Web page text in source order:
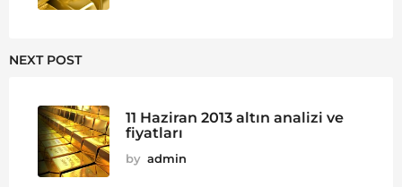
NEXT POST
11 Haziran 2013 altın analizi ve
fiyatları
by admin